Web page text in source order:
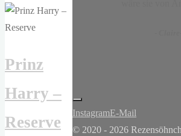
Prinz
Harry –
Reserve
InstagramE-Mail
© 2020 - 2026